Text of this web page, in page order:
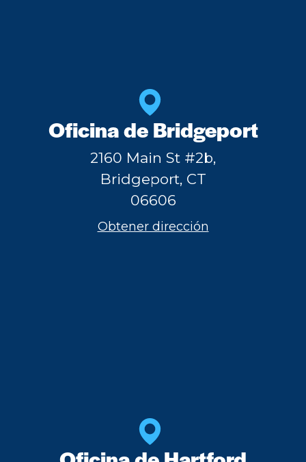
Oficina de Bridgeport
2160 Main St #2b,
Bridgeport, CT
06606
Obtener dirección